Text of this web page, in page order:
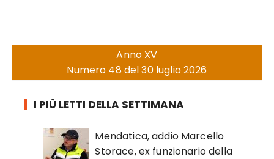
Anno XV
Numero 48 del 30 luglio 2026
I PIÙ LETTI DELLA SETTIMANA
Mendatica, addio Marcello
Storace, ex funzionario della